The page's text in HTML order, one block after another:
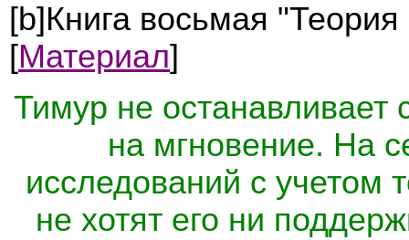
[b]Книга восьмая
[Материал]
Тимур не
на мгновение. На
исследований с учетом
не хотят его ни